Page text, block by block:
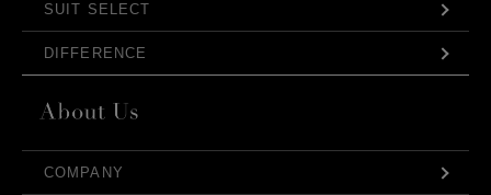
SUIT SELECT
DIFFERENCE
COMPANY